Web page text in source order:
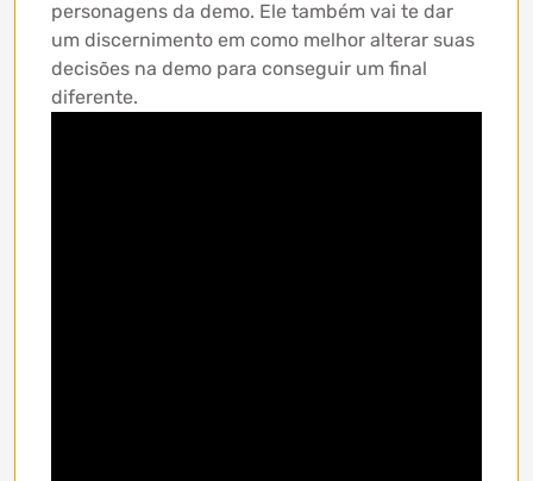
personagens da demo. Ele também vai te dar
um discernimento em como melhor alterar suas
decisões na demo para conseguir um final
diferente.